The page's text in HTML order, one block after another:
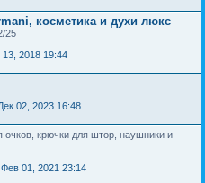
косметика и духи люкс
25
13, 2018 19:44
02, 2023 16:48
очков, крючки для штор, наушники и
01, 2021 23:14